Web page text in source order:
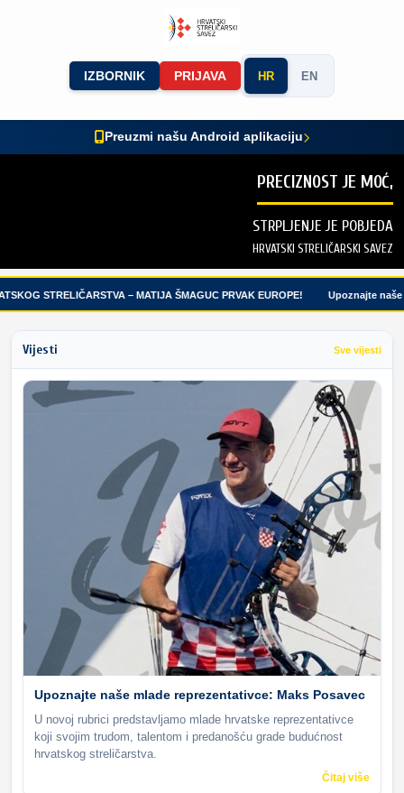
IZBORNIK PRIJAVA HR EN
Preuzmi našu Android aplikaciju
PRECIZNOST JE MOĆ,
STRPLJENJE JE POBJEDA
HRVATSKI STRELIČARSKI SAVEZ
STRELIČARSTVA – MATIJA ŠMAGUC PRVAK EUROPE! Upoznajte naše
Vijesti Sve vijesti
Upoznajte naše mlade reprezentativce: Maks Posavec
U novoj rubrici predstavljamo mlade hrvatske reprezentativce
koji svojim trudom, talentom i predanošću grade budućnost
hrvatskog streličarstva.
Čitaj više